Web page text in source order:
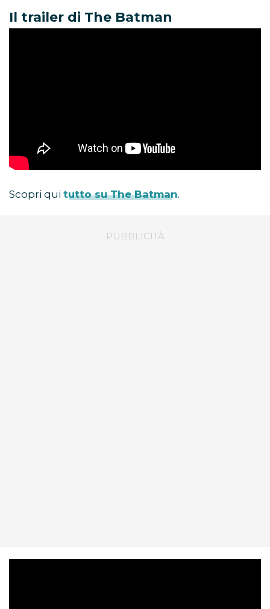
Il trailer di The Batman
Scopri qui tutto su The Batman.